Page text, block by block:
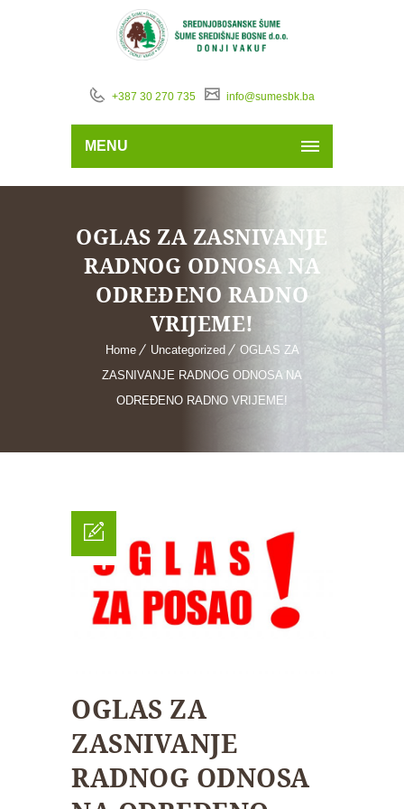
+387 30 270 735 info@sumesbk.ba
MENU
OGLAS ZA ZASNIVANJE
RADNOG ODNOSA NA
ODREĐENO RADNO
VRIJEME!
Home Uncategorized
OGLAS ZA
ZASNIVANJE RADNOG ODNOSA NA
ODREĐENO RADNO VRIJEME!
OGLAS ZA
ZASNIVANJE
RADNOG ODNOSA